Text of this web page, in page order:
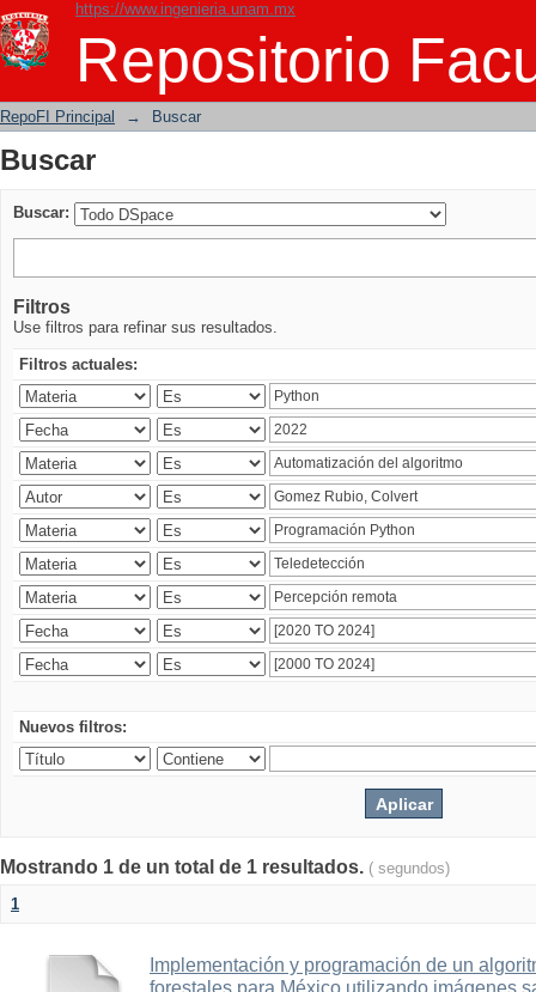
https://www.ingenieria.unam.mx
Repositorio
Buscar
RepoFI Principal → Buscar
Buscar
Buscar:
Filtros
Use filtros para refinar sus resultados.
Filtros actuales:
Nuevos filtros:
Mostrando 1 de un total de 1 resultados. ( segundos)
1
Implementación y programación de un
forestales para México utilizando imágenes